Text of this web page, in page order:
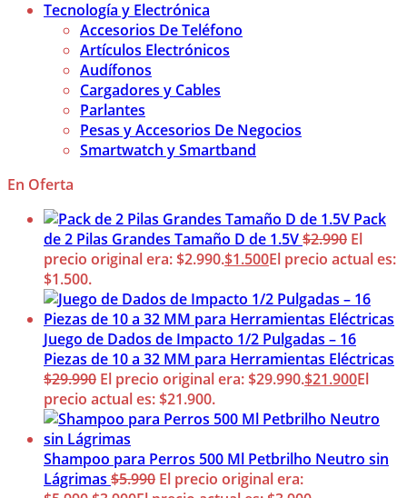
Tecnología y Electrónica
Accesorios De Teléfono
Artículos Electrónicos
Audífonos
Cargadores y Cables
Parlantes
Pesas y Accesorios De Negocios
Smartwatch y Smartband
En Oferta
Pack
de 2 Pilas Grandes Tamaño D de 1.5V$2.990 El
precio original era: $2.990.$1.500El precio actual es:
$1.500.
Juego de Dados de Impacto 1/2 Pulgadas – 16
Piezas de 10 a 32 MM para Herramientas Eléctricas
$29.990 El precio original era: $29.990.$21.900El
precio actual es: $21.900.
Shampoo para Perros 500 Ml Petbrilho Neutro sin
Lágrimas $5.990 El precio original era: